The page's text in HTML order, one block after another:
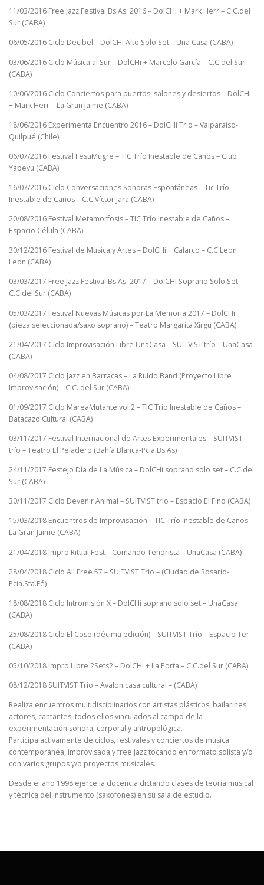
11/03/2016 Free Jazz Festival Bs.As. 2016 – DolCHi + Mark Herr – C.C.del
Sur (CABA)
06/05/2016 Ciclo Decibel – DolCHi Alto Solo Set – Una Casa (CABA)
03/06/2016 Ciclo Música al Sur – DolCHi + Marcelo García – C.C.del Sur
(CABA)
10/06/2016 Ciclo Conciertos para puertos, salones y desiertos – DolCHi
+ Mark Herr – La Gran Jaime (CABA)
18/06/2016 Experimenta Encuentro 2016 – DolCHi Trío – Valparaiso-
Quilpué (Chile)
06/07/2016 Festival FestiMugre – TIC Trío Inestable de Caños – Club
Yapeyú (CABA)
16/07/2016 Ciclo Conversaciones Sonoras Espontáneas – Tic Trío
Inestable de Caños – C.C.Víctor Jara (CABA)
20/08/2016 Festival Metamorfosis – TIC Trío Inestable de Caños –
Espacio Célula (CABA)
30/12/2016 Festival de Música y Artes – DolCHi + Calarco – C.C.Leon
Leon (CABA)
03/03/2017 Free Jazz Festival Bs.As. 2017 – DolCHI Soprano Solo Set –
C.C.del Sur (CABA)
05/03/2017 Festival Nuevas Músicas por La Memoria 2017 – DolCHi
(pieza seleccionada/saxo soprano) – Teatro Margarita Xirgu (CABA)
21/04/2017 Ciclo Improvisación Libre UnaCasa – SUITVIST trío – UnaCasa
(CABA)
04/08/2017 Ciclo Jazz en Barracas – La Ruido Band (Proyecto Libre
Improvisación) – C.C. del Sur (CABA)
01/09/2017 Ciclo MareaMutante vol.2 – TIC Trío Inestable de Caños –
Batacazo Cultural (CABA)
03/11/2017 Festival Internacional de Artes Experimentales – SUITVIST
trío – Teatro El Peladero (Bahía Blanca-Pcia.Bs.As)
24/11/2017 Festejo Día de La Música – DolCHi soprano solo set – C.C.del
Sur (CABA)
30/11/2017 Ciclo Devenir Animal – SUITVIST trío – Espacio El Fino (CABA)
15/03/2018 Encuentros de Improvisación – TIC Trío Inestable de Caños –
La Gran Jaime (CABA)
21/04/2018 Impro Ritual Fest – Comando Tenorista – UnaCasa (CABA)
28/04/2018 Ciclo All Free 57 – SUITVIST Trío – (Ciudad de Rosario-
Pcia.Sta.Fé)
18/08/2018 Ciclo Intromisión X – DolCHi soprano solo set – UnaCasa
(CABA)
25/08/2018 Ciclo El Coso (décima edición) – SUITVIST Trío – Espacio Ter
(CABA)
05/10/2018 Impro Libre 2Sets2 – DolCHi + La Porta – C.C.del Sur (CABA)
08/12/2018 SUITVIST Trío – Avalon casa cultural – (CABA)
Realiza encuentros multidisciplinarios con artistas plásticos, bailarines,
actores, cantantes, todos ellos vinculados al campo de la
experimentación sonora, corporal y antropológica.
Participa activamente de ciclos, festivales y conciertos de música
contemporánea, improvisada y free jazz tocando en formato solista y/o
con varios grupos y/o proyectos musicales.
Desde el año 1998 ejerce la docencia dictando clases de teoría musical
y técnica del instrumento (saxofones) en su sala de estudio.